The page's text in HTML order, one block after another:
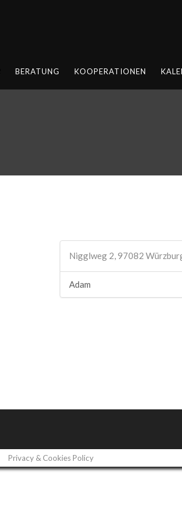
BERATUNG KOOPERATIONEN
Nigglweg 2, 97082
Adam
Privacy & Cookies Policy